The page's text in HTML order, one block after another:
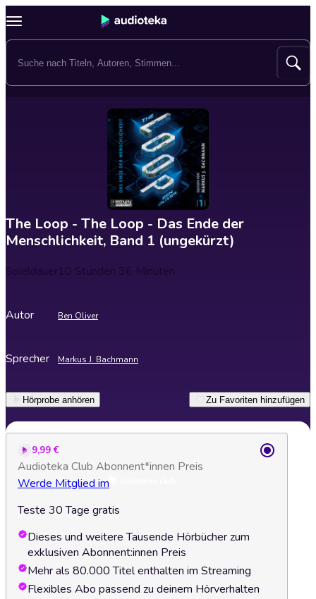
The Loop - The Loop - Das Ende der
Menschlichkeit, Band 1 (ungekürzt)
Spieldauer10 Stunden 36 Minuten
Autor Ben Oliver
Sprecher Markus J. Bachmann
Hörprobe anhören Zu Favoriten hinzufügen
9,99 €
Audioteka Club Abonnent*innen Preis
Werde Mitglied im
Teste 30 Tage gratis
Dieses und weitere Tausende Hörbücher zum
exklusiven Abonnent:innen Preis
Mehr als 80.000 Titel enthalten im Streaming
Flexibles Abo passend zu deinem Hörverhalten